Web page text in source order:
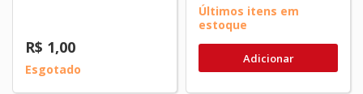
R$ 1,00
Esgotado
Últimos itens em
estoque
Adicionar